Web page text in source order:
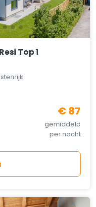
Top 1
€ 87
gemiddeld
per nacht